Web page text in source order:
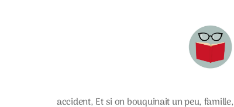
accident,Et si on bouquinait un peu,famille,